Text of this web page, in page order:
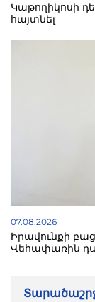
Կաթողիկոսի
հայտնել
07.08.2026
Իրավունքի
Վեհափառին